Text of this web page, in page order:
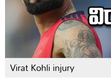
Virat Kohli injury